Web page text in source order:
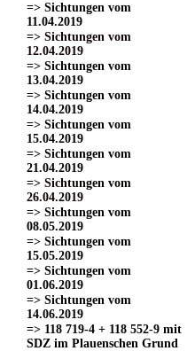
=> Sichtungen vom
11.04.2019
=> Sichtungen vom
12.04.2019
=> Sichtungen vom
13.04.2019
=> Sichtungen vom
14.04.2019
=> Sichtungen vom
15.04.2019
=> Sichtungen vom
21.04.2019
=> Sichtungen vom
26.04.2019
=> Sichtungen vom
08.05.2019
=> Sichtungen vom
15.05.2019
=> Sichtungen vom
01.06.2019
=> Sichtungen vom
14.06.2019
=> 118 719-4 + 118 552-9 mit
SDZ im Plauenschen Grund